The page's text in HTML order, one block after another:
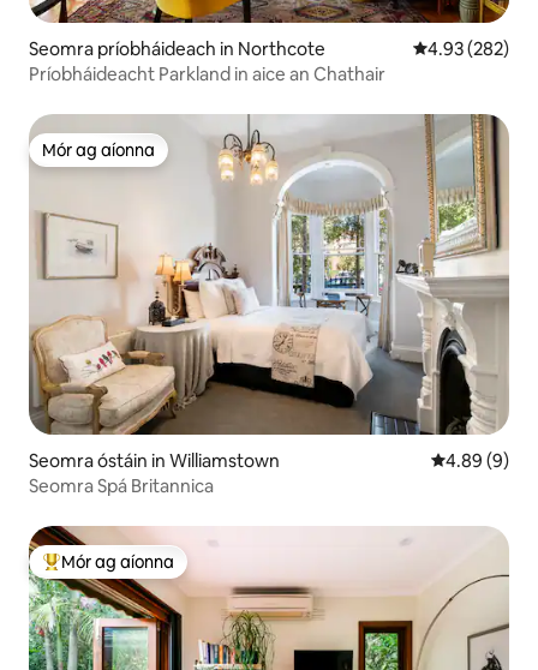
Seomra príobháideach in Northcote Meánrátáil
4.93 (282)
Príobháideacht Parkland in aice an Chathair
Mór ag aíonna
Mór ag aíonna
Seomra óstáin in Williamstown Meánrátáil
4.89 (9)
Seomra Spá Britannica
An-mhór ag aíonna
Mór ag aíonna